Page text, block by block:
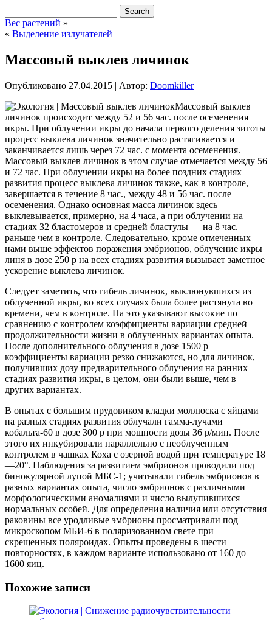
Вес растений »
« Выделение излучателей
Массовый выклев личинок
Опубликовано 27.04.2015 | Автор: Doomkiller
Массовый выклев
личинок происходит между 52 и 56 час. после осеменения
икры. При облучении икры до начала первого деления зиготы
процесс выклева личинок значительно растягивается и
заканчивается лишь через 72 час. с момента осеменения.
Массовый выклев личинок в этом случае отмечается между 56
и 72 час. При облучении икры на более поздних стадиях
развития процесс выклева личинок также, как в контроле,
завершается в течение 8 час., между 48 и 56 час. после
осеменения. Однако основная масса личинок здесь
выклевывается, примерно, на 4 часа, а при облучении на
стадиях 32 бластомеров и средней бластулы — на 8 час.
раньше чем в контроле. Следовательно, кроме отмеченных
нами выше эффектов поражения эмбрионов, облучение икры
линя в дозе 250 р на всех стадиях развития вызывает заметное
ускорение выклева личинок.
Следует заметить, что гибель личинок, выклюнувшихся из
облученной икры, во всех случаях была более растянута во
времени, чем в контроле. На это указывают высокие по
сравнению с контролем коэффициенты вариации средней
продолжительности жизни в облученных вариантах опыта.
После дополнительного облучения в дозе 1500 р
коэффициенты вариации резко снижаются, но для личинок,
получивших дозу предварительного облучения на ранних
стадиях развития икры, в целом, они были выше, чем в
других вариантах.
В опытах с большим прудовиком кладки моллюска с яйцами
на разных стадиях развития облучали гамма-лучами
кобальта-60 в дозе 300 р при мощности дозы 36 р/мин. После
этого их инкубировали параллельно с необлученным
контролем в чашках Коха с озерной водой при температуре 18
—20°. Наблюдения за развитием эмбрионов проводили под
бинокулярной лупой МБС-1; учитывали гибель эмбрионов в
разных вариантах опыта, число эмбрионов с различными
морфологическими аномалиями и число вылупившихся
нормальных особей. Для определения наличия или отсутствия
раковины все уродливые эмбрионы просматривали под
микроскопом МБИ-6 в поляризованном свете при
скрещенных поляроидах. Опыты проведены в шести
повторностях, в каждом варианте использовано от 160 до
1600 яиц.
Похожие записи